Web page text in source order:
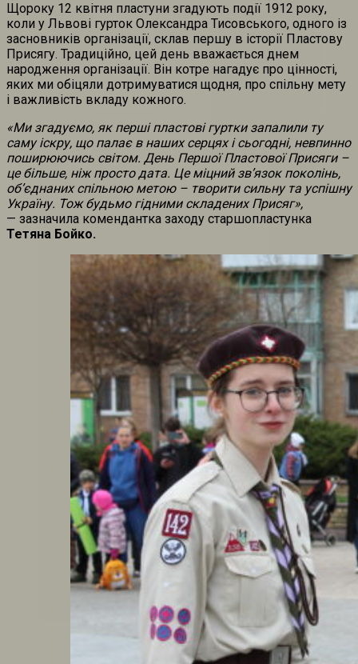
Щороку 12 квітня пластуни згадують події 1912 року,
коли у Львові гурток Олександра Тисовського, одного із
засновників організації, склав першу в історії Пластову
Присягу. Традиційно, цей день вважається днем
народження організації. Він котре нагадує про цінності,
яких ми обіцяли дотримуватися щодня, про спільну мету
і важливість вкладу кожного.
«Ми згадуємо, як перші пластові гуртки запалили ту
саму іскру, що палає в наших серцях і сьогодні, невпинно
поширюючись світом. День Першої Пластової Присяги –
це більше, ніж просто дата. Це міцний зв’язок поколінь,
об’єднаних спільною метою – творити сильну та успішну
Україну. Тож будьмо гідними складених Присяг»,
— зазначила комендантка заходу старшопластунка
Тетяна Бойко.